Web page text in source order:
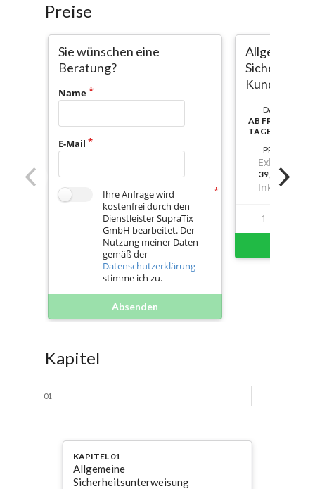
Preise
Sie wünschen eine
Beratung?
Name
E-Mail
Ihre Anfrage wird
kostenfrei durch den
Dienstleister SupraTix
GmbH bearbeitet. Der
Nutzung meiner Daten
gemäß der
Datenschutzerklärung
stimme ich zu.
Absenden
Allgemeine
Kunden
DAUER:
AB
TAGE NUTZBAR
PREIS
Exkl. Mwst.
Inkl. Mwst.
1
Kapitel
01
KAPITEL 01
Allgemeine
Sicherheitsunterweisung